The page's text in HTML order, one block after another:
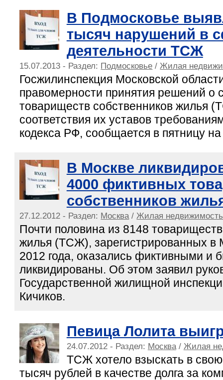
В Подмосковье
тысяч нарушений в
деятельности ТСЖ
15.07.2013 - Раздел: Подмосковье / Жилая
Госжилинспекция Московской
правомерности принятия решений о
товариществ собственников жилья
соответствия их уставов
кодекса РФ, сообщается в пятницу
В Москве
4000 фиктивных
собственников
27.12.2012 - Раздел: Москва / Жилая недвижимость
Почти половина из 8148
жилья (ТСЖ), зарегистрированных в
2012 года, оказались фиктивными и
ликвидированы. Об этом заявил
Государственной жилищной
Кичиков.
Певица Лолита
24.07.2012 - Раздел: Москва/ Жилая
ТСЖ хотело взыскать в
тысяч рублей в качестве долга за